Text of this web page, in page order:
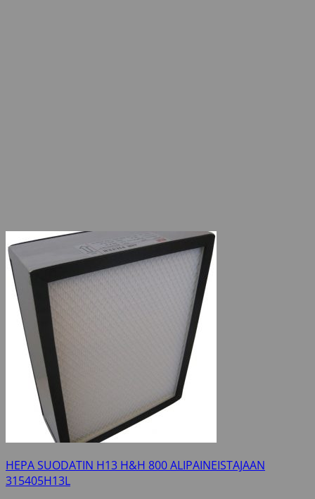
HEPA SUODATIN H13 H&H 800 ALIPAINEISTAJAAN
315405H13L